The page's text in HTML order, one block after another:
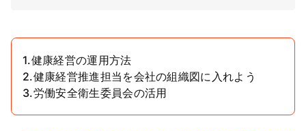
1.健康経営の運用方法
2.健康経営推進担当を会社の組織図に入れよう
3.労働安全衛生委員会の活用